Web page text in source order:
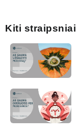
Kiti straipsniai